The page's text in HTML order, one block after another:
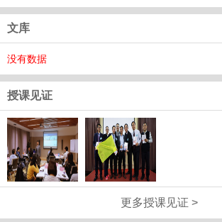
文库
没有数据
授课见证
更多授课见证 >